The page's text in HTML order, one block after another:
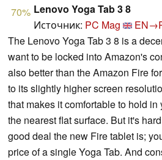
70% Lenovo Yoga Tab 3 8
Источник: PC Mag
The Lenovo Yoga Tab 3 8 is a
want to be locked into Amazon's
also better than the Amazon Fire
to its slightly higher screen
that makes it comfortable to hold
the nearest flat surface. But it's
good deal the new Fire tablet is;
price of a single Yoga Tab. And